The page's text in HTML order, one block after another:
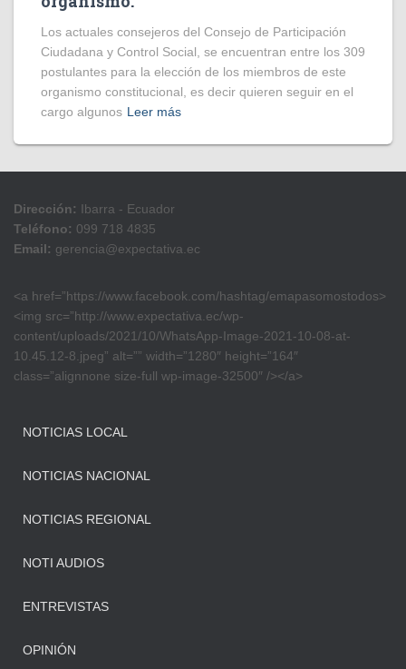
Los actuales consejeros del Consejo de Participación
Ciudadana y Control Social, se encuentran entre los 309
postulantes para la elección de los miembros de este
organismo constitucional, es decir quieren seguir en el
cargo algunos Leer más
Dirección: Ibarra - Ecuador
Teléfono: 099 718 4835
Email: gerencia@expectativa.ec
<a href=”https://www.facebook.com/hashtag/emapasomostodos>
<img src=”http://www.expectativa.ec/wp-
content/uploads/2021/10/WhatsApp-Image-2021-10-08-at-
10.45.12-8.jpeg” alt=”” width=”1280″ height=”164″
class=”alignnone size-full wp-image-32500″ /></a>
NOTICIAS LOCAL
NOTICIAS NACIONAL
NOTICIAS REGIONAL
NOTI AUDIOS
ENTREVISTAS
OPINIÓN